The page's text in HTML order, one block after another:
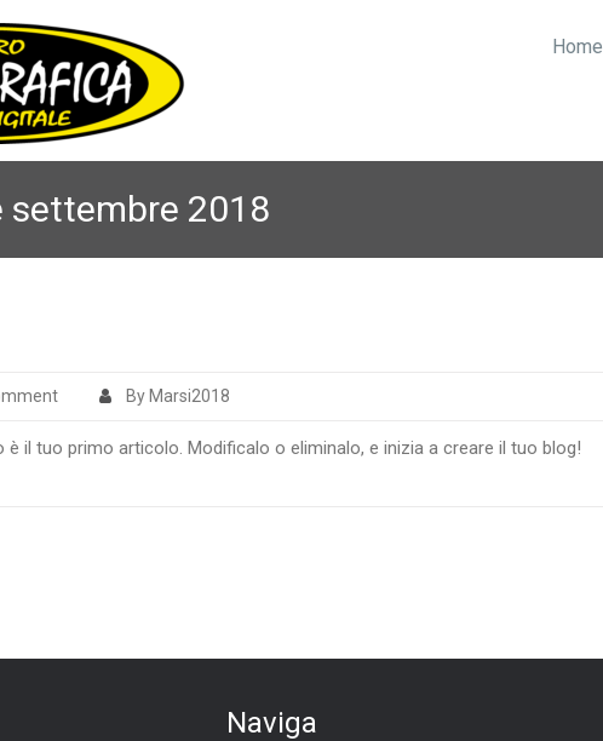
Home
settembre 2018
By Marsi2018
è il tuo primo articolo. Modificalo o eliminalo, e inizia a creare il tuo blog!
Naviga